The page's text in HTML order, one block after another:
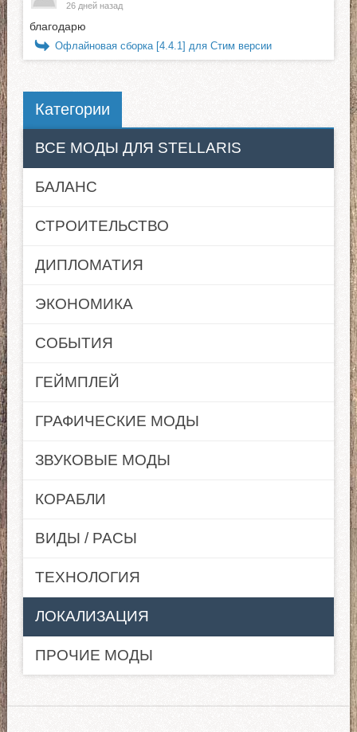
26 дней назад
благодарю
Офлайновая сборка [4.4.1] для Стим версии
Категории
ВСЕ МОДЫ ДЛЯ STELLARIS
БАЛАНС
СТРОИТЕЛЬСТВО
ДИПЛОМАТИЯ
ЭКОНОМИКА
СОБЫТИЯ
ГЕЙМПЛЕЙ
ГРАФИЧЕСКИЕ МОДЫ
ЗВУКОВЫЕ МОДЫ
КОРАБЛИ
ВИДЫ / РАСЫ
ТЕХНОЛОГИЯ
ЛОКАЛИЗАЦИЯ
ПРОЧИЕ МОДЫ